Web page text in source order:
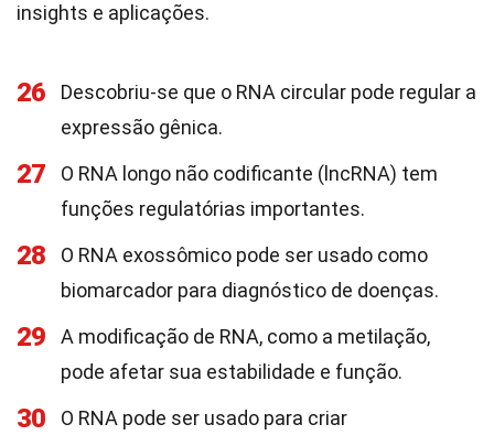
insights e aplicações.
26
Descobriu-se que o RNA circular pode regular a
expressão gênica.
27
O RNA longo não codificante (lncRNA) tem
funções regulatórias importantes.
28
O RNA exossômico pode ser usado como
biomarcador para diagnóstico de doenças.
29
A modificação de RNA, como a metilação,
pode afetar sua estabilidade e função.
30
O RNA pode ser usado para criar